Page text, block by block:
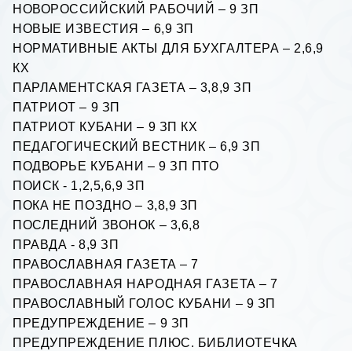
НОВОРОССИЙСКИЙ РАБОЧИЙ – 9 ЗП
НОВЫЕ ИЗВЕСТИЯ – 6,9 ЗП
НОРМАТИВНЫЕ АКТЫ ДЛЯ БУХГАЛТЕРА – 2,6,9
КХ
ПАРЛАМЕНТСКАЯ ГАЗЕТА – 3,8,9 ЗП
ПАТРИОТ – 9 ЗП
ПАТРИОТ КУБАНИ – 9 ЗП КХ
ПЕДАГОГИЧЕСКИЙ ВЕСТHИК – 6,9 ЗП
ПОДВОРЬЕ КУБАНИ – 9 ЗП ПТО
ПОИСК - 1,2,5,6,9 ЗП
ПОКА НЕ ПОЗДНО – 3,8,9 ЗП
ПОСЛЕДНИЙ ЗВОНОК – 3,6,8
ПРАВДА - 8,9 ЗП
ПРАВОСЛАВНАЯ ГАЗЕТА – 7
ПРАВОСЛАВНАЯ НАРОДНАЯ ГАЗЕТА – 7
ПРАВОСЛАВНЫЙ ГОЛОС КУБАНИ – 9 ЗП
ПРЕДУПРЕЖДЕНИЕ – 9 ЗП
ПРЕДУПРЕЖДЕНИЕ ПЛЮС. БИБЛИОТЕЧКА